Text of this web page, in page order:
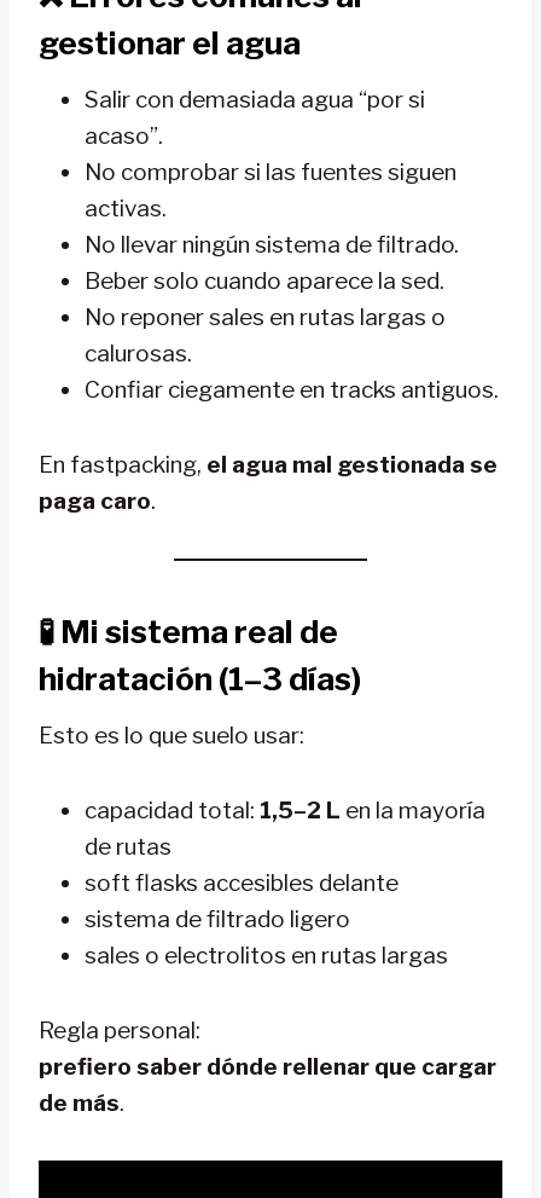
gestionar el agua
Salir con demasiada agua “por si
acaso”.
No comprobar si las fuentes siguen
activas.
No llevar ningún sistema de filtrado.
Beber solo cuando aparece la sed.
No reponer sales en rutas largas o
calurosas.
Confiar ciegamente en tracks antiguos.
En fastpacking, el agua mal gestionada se
paga caro.
🧪 Mi sistema real de
hidratación (1–3 días)
Esto es lo que suelo usar:
capacidad total: 1,5–2 L en la mayoría
de rutas
soft flasks accesibles delante
sistema de filtrado ligero
sales o electrolitos en rutas largas
Regla personal:
prefiero saber dónde rellenar que cargar
de más.